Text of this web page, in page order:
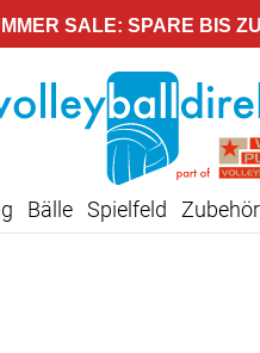
SALE: SPARE BIS
Bälle Spielfeld Zubehör